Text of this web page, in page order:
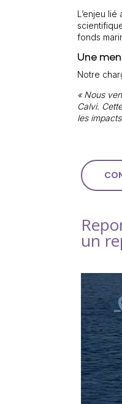
L’enjeu
fonds
Une
Notre
« Nous
Calvi.
les
un